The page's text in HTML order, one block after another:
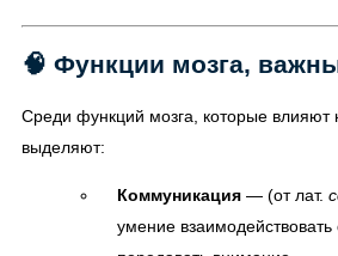
🧠 Функции мозга,
Среди функций мозга, которые влияют
выделяют:
Коммуникация — (от лат.
умение взаимодействовать